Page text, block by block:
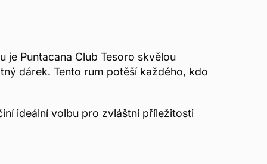
Puntacana Club Tesoro skvělou
dárek. Tento rum potěší každého, kdo
ideální volbu pro zvláštní příležitosti